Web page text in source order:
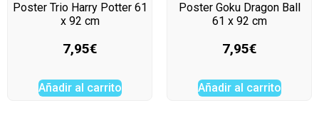
Poster Trio Harry Potter 61
x 92 cm
7,95€
Añadir al carrito
Poster Goku Dragon Ball
61 x 92 cm
7,95€
Añadir al carrito